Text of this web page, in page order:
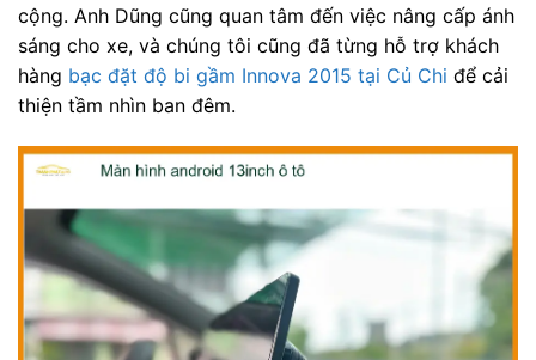
cộng. Anh Dũng cũng quan tâm đến việc nâng cấp ánh
sáng cho xe, và chúng tôi cũng đã từng hỗ trợ khách
hàng bạc đặt độ bi gầm Innova 2015 tại Củ Chi để cải
thiện tầm nhìn ban đêm.